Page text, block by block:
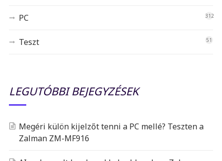
PC 312
Teszt 51
LEGUTÓBBI BEJEGYZÉSEK
Megéri külön kijelzőt tenni a PC mellé? Teszten a
Zalman ZM-MF916